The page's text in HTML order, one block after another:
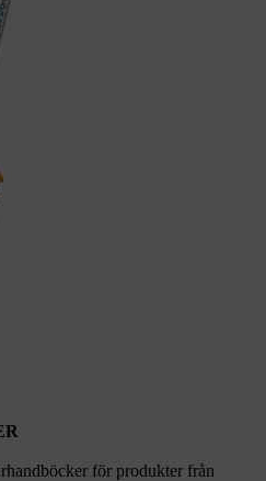
för produkter från